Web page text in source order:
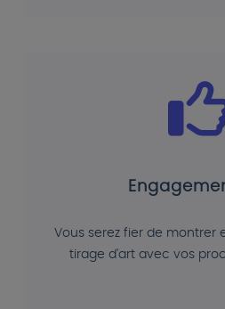
Vous serez fier de montrer
tirage d'art avec vos